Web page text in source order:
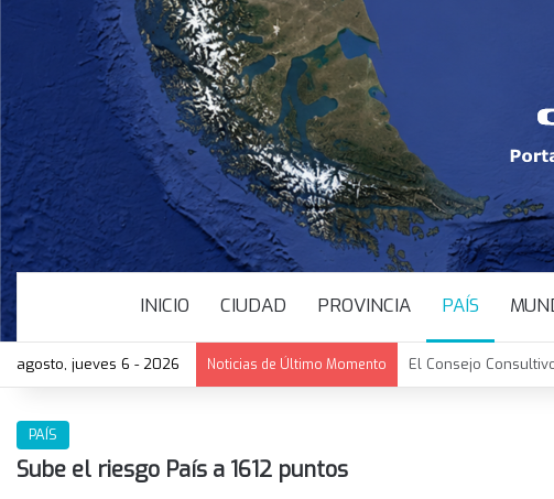
INICIO CIUDAD PROVINCIA PAÍS
agosto, jueves 6 - 2026 Noticias de Último Momento María Elena
PAÍS
Sube el riesgo País a 1612 puntos